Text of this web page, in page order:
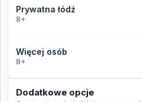
Prywatna łódź
8+
Więcej osób
8+
Dodatkowe opcje